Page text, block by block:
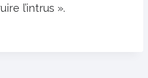
l’intrus ».